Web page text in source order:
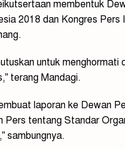
membentuk
2018 dan Kongres Pers
untuk
terang Mandagi.
laporan ke Dewan
Pers tentang Standar
sambungnya.